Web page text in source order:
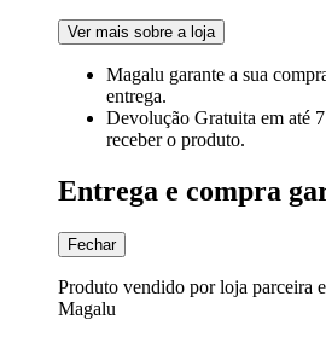
Ver mais sobre a loja
Magalu garante a sua
entrega.
Devolução Gratuita em até
receber o produto.
Entrega e compra
Fechar
Produto vendido por loja parceira
Magalu